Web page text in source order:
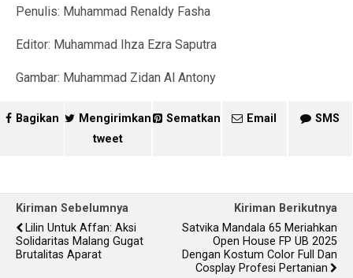
Penulis: Muhammad Renaldy Fasha
Editor: Muhammad Ihza Ezra Saputra
Gambar: Muhammad Zidan Al Antony
Bagikan
Mengirimkan
tweet
Sematkan Email SMS
Kiriman Sebelumnya
Lilin Untuk Affan: Aksi
Solidaritas Malang Gugat
Brutalitas Aparat
Kiriman Berikutnya
Satvika Mandala 65 Meriahkan
Open House FP UB 2025
Dengan Kostum Color Full Dan
Cosplay Profesi Pertanian